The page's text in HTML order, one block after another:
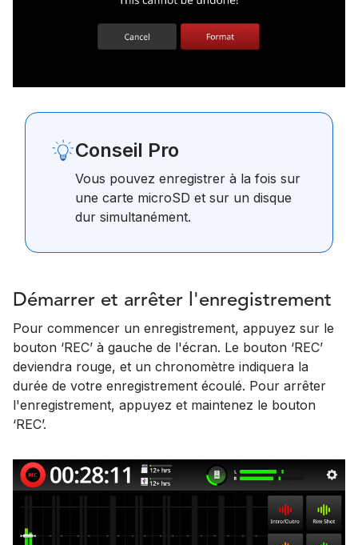
Conseil Pro
Vous pouvez enregistrer à la fois sur
une carte microSD et sur un disque
dur simultanément.
Démarrer et arrêter l'enregistrement
Pour commencer un enregistrement, appuyez sur le
bouton ‘REC’ à gauche de l'écran. Le bouton ‘REC’
deviendra rouge, et un chronomètre indiquera la
durée de votre enregistrement écoulé. Pour arrêter
l'enregistrement, appuyez et maintenez le bouton
‘REC’.